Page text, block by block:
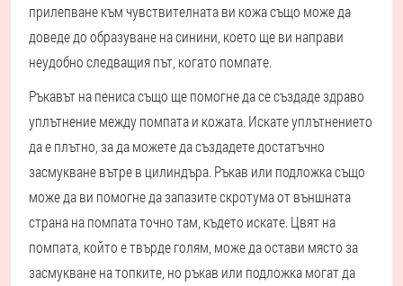
прилепване към чувствителната ви кожа също може да
доведе до образуване на синини, което ще ви направи
неудобно следващия път, когато помпате.
Ръкавът на пениса също ще помогне да се създаде здраво
уплътнение между помпата и кожата. Искате уплътнението
да е плътно, за да можете да създадете достатъчно
засмукване вътре в цилиндъра. Ръкав или подложка също
може да ви помогне да запазите скротума от външната
страна на помпата точно там, където искате. Цвят на
помпата, който е твърде голям, може да остави място за
засмукване на топките, но ръкав или подложка могат да